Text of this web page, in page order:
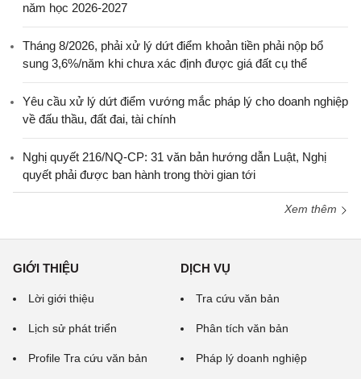
năm học 2026-2027
Tháng 8/2026, phải xử lý dứt điểm khoản tiền phải nộp bổ
sung 3,6%/năm khi chưa xác định được giá đất cụ thể
Yêu cầu xử lý dứt điểm vướng mắc pháp lý cho doanh nghiệp
về đấu thầu, đất đai, tài chính
Nghị quyết 216/NQ-CP: 31 văn bản hướng dẫn Luật, Nghị
quyết phải được ban hành trong thời gian tới
Xem thêm
GIỚI THIỆU
Lời giới thiệu
Lịch sử phát triển
Profile Tra cứu văn bản
DỊCH VỤ
Tra cứu văn bản
Phân tích văn bản
Pháp lý doanh nghiệp